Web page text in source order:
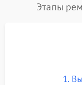
Этапы
1.